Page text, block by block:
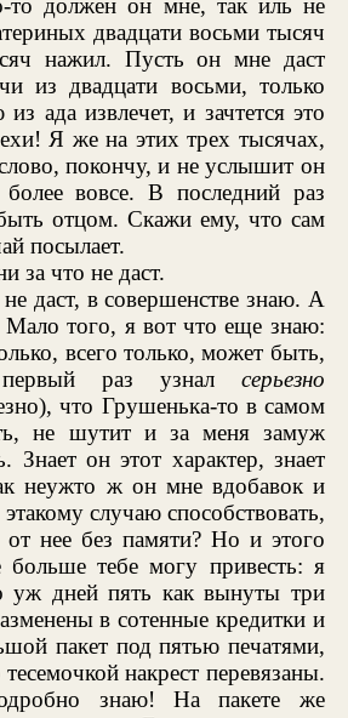
двадцати восьми тысяч
нажил. Пусть он мне даст
из двадцати восьми, только
ада извлечет, и зачтется это
Я же на этих трех тысячах,
покончу, и не услышит он
вовсе. В последний раз
отцом. Скажи ему, что сам
посылает.
за что не даст.
даст, в совершенстве знаю. А
Мало того, я вот что еще знаю:
всего только, может быть,
раз узнал серьезно
что Грушенька-то в самом
не шутит и за меня замуж
Знает он этот характер, знает
неужто ж он мне вдобавок и
случаю способствовать,
от нее без памяти? Но и этого
тебе могу привесть: я
уж дней пять как вынуты три
в сотенные кредитки и
пакет под пятью печатями,
накрест перевязаны.
знаю! На пакете же